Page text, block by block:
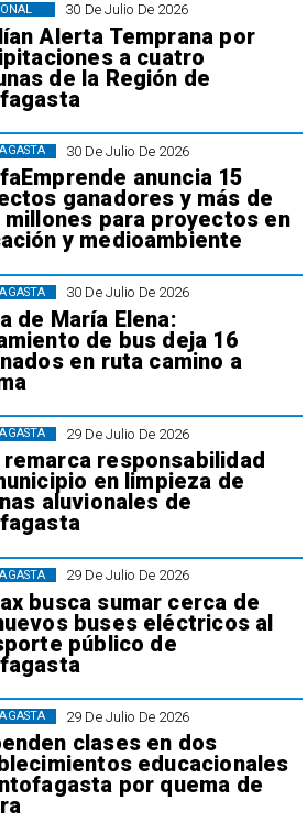
30 De Julio De 2026
Alerta Temprana por
a cuatro
de la Región de
30 De Julio De 2026
anuncia 15
ganadores y más de
millones para proyectos en
y medioambiente
30 De Julio De 2026
de María Elena:
de bus deja 16
en ruta camino a
29 De Julio De 2026
remarca responsabilidad
en limpieza de
aluvionales de
29 De Julio De 2026
busca sumar cerca de
buses eléctricos al
público de
29 De Julio De 2026
clases en dos
educacionales
por quema de